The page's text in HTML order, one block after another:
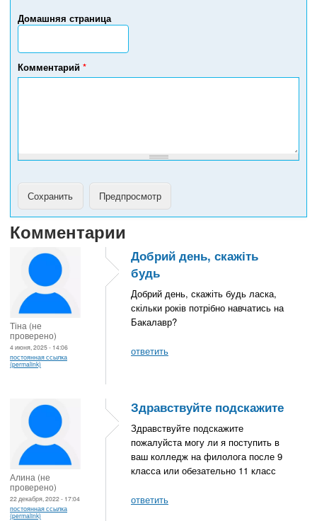
Домашняя страница
т
л
е
ф
Комментарий *
Комментарии
Тіна (не
проверено)
4 июня, 2025 - 14:06
постоянная ссылка
(permalink)
Добрий день, скажіть
будь
Добрий день, скажіть будь ласка,
скільки років потрібно навчатись на
Бакалавр?
ответить
Алина (не
проверено)
22 декабря, 2022 - 17:04
постоянная ссылка
(permalink)
Здравствуйте подскажите
Здравствуйте подскажите
пожалуйста могу ли я поступить в
ваш колледж на филолога после 9
класса или обезательно 11 класс
ответить